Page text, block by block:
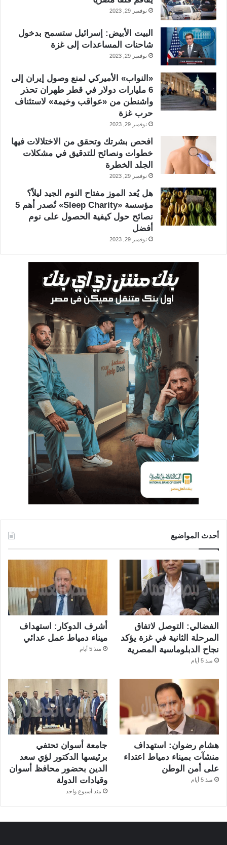
نوفمبر 29, 2023
البيت الأبيض: إسرائيل ستسمح بدخول
شاحنات المساعدات إلى غزة
نوفمبر 29, 2023
«النواب» الأميركي لمنع وصول إيران إلى
6 مليارات دولار في قطر طهران تحذر
واشنطن من «عواقب وخيمة» لاستئناف
حرب غزة
نوفمبر 29, 2023
افحص بشرتك وتحقق من الاختلالات فيها
خطوات ونصائح للتدقيق في مشكلات
الجلد الخطرة
نوفمبر 29, 2023
هل يُعد الموز مفتاح النوم الجيد ليلاً؟
مؤسسة «Sleep Charity» تُصدر أهم 5
نصائح حول كيفية الحصول على نوم
أفضل
نوفمبر 29, 2023
أحدث المواضيع
الفضالي: التوصل لاتفاق
المرحلة الثانية في غزة يؤكد
نجاح الدبلوماسية المصرية
منذ 5 أيام
أشرف الدوكار: استهداف
ميناء دمياط عمل عدائي
منذ 5 أيام
هشام رضوان: استهداف
منشآت بميناء دمياط اعتداء
على أمن الوطن
منذ 5 أيام
جامعة أسوان تحتفي
برئيسها الدكتور لؤي سعد
الدين بحضور محافظ أسوان
وقيادات الدولة
منذ أسبوع واحد